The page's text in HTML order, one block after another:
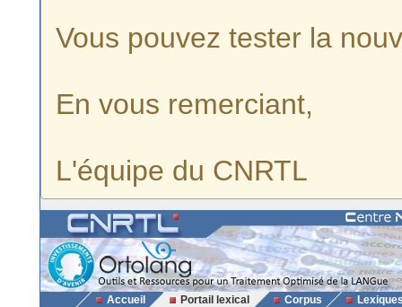
Vous pouvez tester la
En vous remerciant,
L'équipe du CNRTL
Accueil Portail lexical Corpus